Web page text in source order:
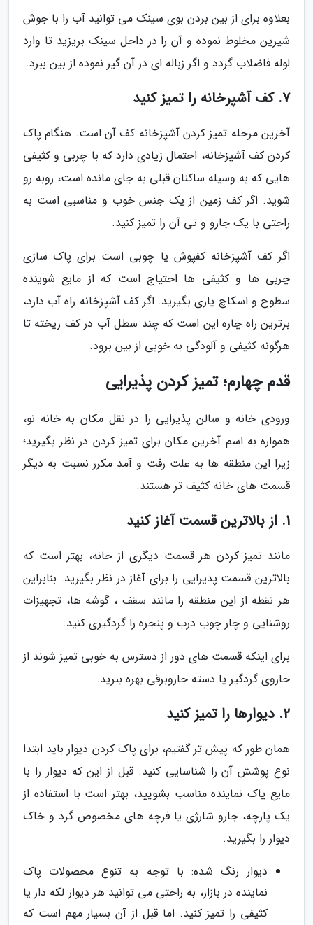
بعلاوه برای از بین بردن بوی سینک می توانید آب را با جوش
شیرین مخلوط نموده و آن را در داخل سینک بریزید تا وارد
لوله فاضلاب گردد و اگر زباله ای در آن گیر نموده از بین ببرد.
7. کف آشپرخانه را تمیز کنید
آخرین مرحله تمیز کردن آشپزخانه کف آن است. هنگام پاک
کردن کف آشپزخانه، احتمال زیادی دارد که با چربی و کثیفی
هایی که به وسیله ساکنان قبلی به جای مانده است، روبه رو
شوید. اگر کف زمین از یک جنس خوب و مناسبی است به
راحتی با یک جارو و تی آن را تمیز کنید.
اگر کف آشپزخانه کفپوش یا چوبی است برای پاک سازی
چربی ها و کثیفی ها احتیاج است که از مایع شوینده
سطوح و اسکاچ یاری بگیرید. اگر کف آشپزخانه راه آب دارد،
برترین راه چاره این است که چند سطل آب در کف ریخته تا
هرگونه کثیفی و آلودگی به خوبی از بین برود.
قدم چهارم؛ تمیز کردن پذیرایی
ورودی خانه و سالن پذیرایی را در نقل مکان به خانه نو،
همواره به اسم آخرین مکان برای تمیز کردن در نظر بگیرید؛
زیرا این منطقه ها به علت رفت و آمد مکرر نسبت به دیگر
قسمت های خانه کثیف تر هستند.
1. از بالاترین قسمت آغاز کنید
مانند تمیز کردن هر قسمت دیگری از خانه، بهتر است که
بالاترین قسمت پذیرایی را برای آغاز در نظر بگیرید. بنابراین
هر نقطه از این منطقه را مانند سقف ، گوشه ها، تجهیزات
روشنایی و چار چوب درب و پنجره را گردگیری کنید.
برای اینکه قسمت های دور از دسترس به خوبی تمیز شوند از
جاروی گردگیر یا دسته جاروبرقی بهره ببرید.
2. دیوارها را تمیز کنید
همان طور که پیش تر گفتیم، برای پاک کردن دیوار باید ابتدا
نوع پوشش آن را شناسایی کنید. قبل از این که دیوار را با
مایع پاک نماینده مناسب بشویید، بهتر است با استفاده از
یک پارچه، جارو شارژی یا فرچه های مخصوص گرد و خاک
دیوار را بگیرید.
دیوار رنگ شده: با توجه به تنوع محصولات پاک
نماینده در بازار، به راحتی می توانید هر دیوار لکه دار یا
کثیفی را تمیز کنید. اما قبل از آن بسیار مهم است که